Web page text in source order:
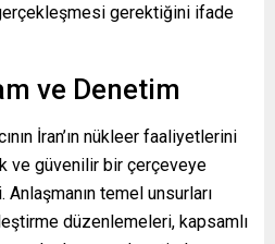
gerektiğini ifade
ve Denetim
İran’ın nükleer faaliyetlerini
ve güvenilir bir çerçeveye
temel unsurları
düzenlemeleri, kapsamlı